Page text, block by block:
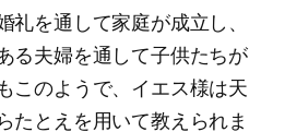
礼を通して家庭が成立し、
る夫婦を通して子供たちが
このようで、イエス様は天
たとえを用いて教えられま